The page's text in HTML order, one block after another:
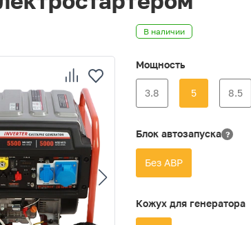
В наличии
Мощность
3.8 5 8.5
Блок автозапуска ?
Без АВР
Кожух для генератора